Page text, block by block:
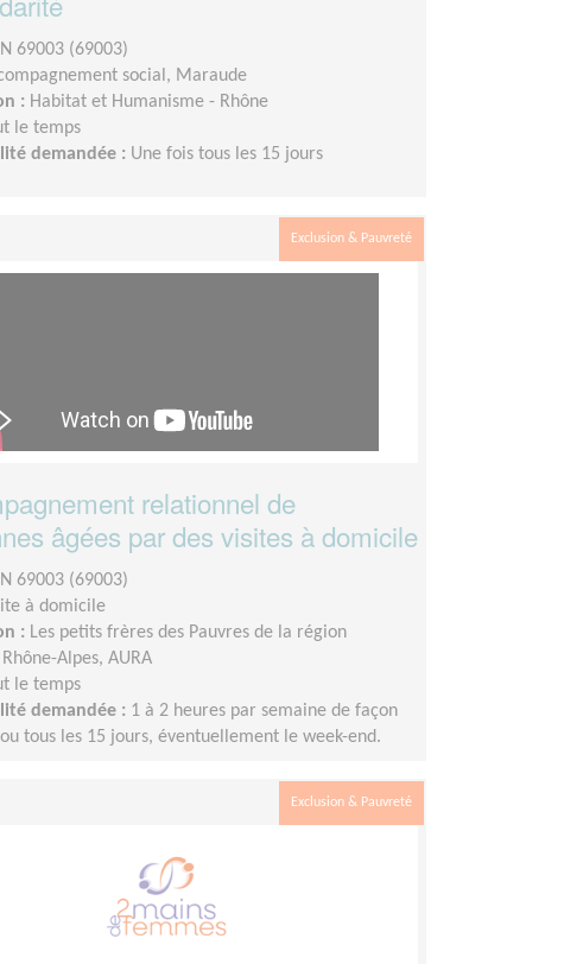
69003 (69003)
social, Maraude
: Habitat et Humanisme - Rhône
le temps
demandée : Une fois tous les 15 jours
Exclusion & Pauvreté
relationnel de
âgées par des visites à domicile
69003 (69003)
à domicile
: Les petits frères des Pauvres de la région
Alpes, AURA
le temps
demandée : 1 à 2 heures par semaine de façon
tous les 15 jours, éventuellement le week-end.
Exclusion & Pauvreté